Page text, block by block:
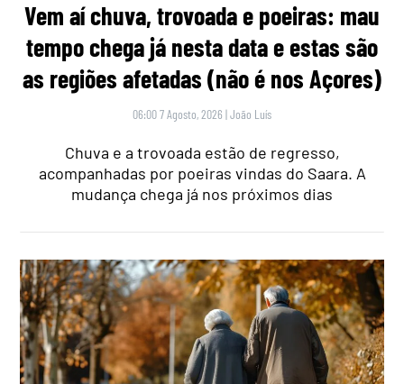
Vem aí chuva, trovoada e poeiras: mau
tempo chega já nesta data e estas são
as regiões afetadas (não é nos Açores)
06:00 7 Agosto, 2026 |João Luís
Chuva e a trovoada estão de regresso,
acompanhadas por poeiras vindas do Saara. A
mudança chega já nos próximos dias